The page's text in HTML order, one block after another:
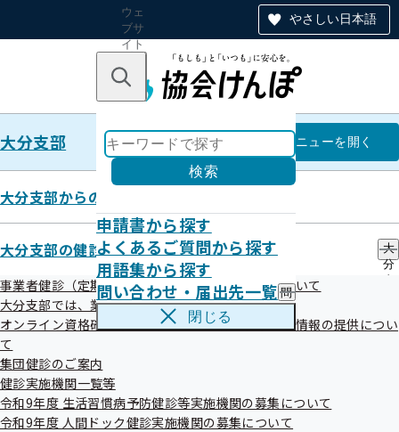
やさしい日本語
ウェ
ブサ
イト
のナ
ン
キーワードで探す
検索
申請書から探す
よくあるご質問から探す
用語集から探す
問い合わせ・届出先一覧 問
い
出
先
閉じる
大分支部 大分支部
メニューを開く
大分支部からのお知らせ
大分支部の健診・保健指導のご案内
大
分
健
事業者健診（定期健康診断）データの提供方法について
大分支部では、業務の一部を外部委託しています
オンライン資格確認等システムによる特定健康診査情報の提供につい
て
集団健診のご案内
健診実施機関一覧等
令和9年度 生活習慣病予防健診等実施機関の募集について
令和9年度 人間ドック健診実施機関の募集について
令和04年度
令和4年度第4回大分支部評議会
令和05年01月11日開催
開催案内
議事録